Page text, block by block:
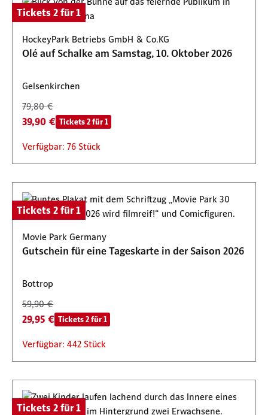
Tickets 2 für 1
HockeyPark Betriebs GmbH & Co.KG
Olé auf Schalke am Samstag, 10. Oktober 2026
Gelsenkirchen
79,80 €
39,90 € Tickets 2 für 1
Verfügbar: 76 Stück
Tickets 2 für 1
Movie Park Germany
Gutschein für eine Tageskarte in der Saison 2026
Bottrop
59,90 €
29,95 € Tickets 2 für 1
Verfügbar: 442 Stück
Tickets 2 für 1